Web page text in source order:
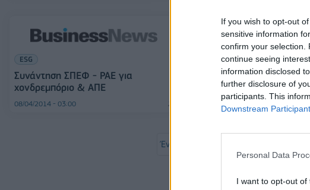
If you wish to opt-out
sensitive information
confirm your selection.
continue seeing
information disclosed
further disclosure of
participants. This
Downstream
Personal Data
I want to opt-out of
ESG
Συνάντηση ΣΠΕΦ - ΡΑΕ για
χονδρεμπόριο & ΑΠΕ
08/04/2014 - 03:00
Εφ’ όλης της ύλης
– ΛΑΓΗΕ
22/01/2014 - 02:00
Έναρξη